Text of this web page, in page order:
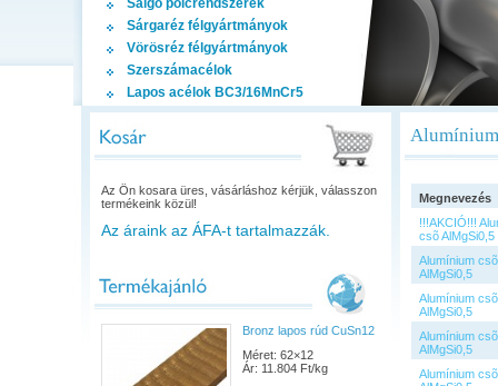
Salgó polcrendszerek
Sárgaréz félgyártmányok
Vörösréz félgyártmányok
Szerszámacélok
Lapos acélok BC3/16MnCr5
Az Ön kosara üres, vásárláshoz kérjük, válasszon
termékeink közül!
Az áraink az ÁFA-t tartalmazzák.
Bronz lapos rúd CuSn12
Méret: 62×12
Ár: 11.804 Ft/kg
Megnevezés
!!!AKCIÓ!!!
csõ AlMgSi0,5
Alumínium csõ
AlMgSi0,5
Alumínium csõ
AlMgSi0,5
Alumínium csõ
AlMgSi0,5
Alumínium csõ